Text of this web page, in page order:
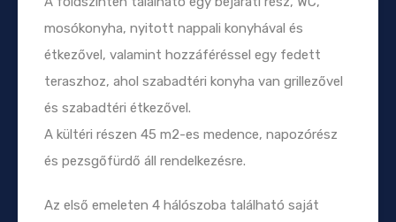
mosókonyha, nyitott nappali konyhával és
étkezővel, valamint hozzáféréssel egy fedett
teraszhoz, ahol szabadtéri konyha van grillezővel
és szabadtéri étkezővel.
A kültéri részen 45 m2-es medence, napozórész
és pezsgőfürdő áll rendelkezésre.
Az első emeleten 4 hálószoba található saját